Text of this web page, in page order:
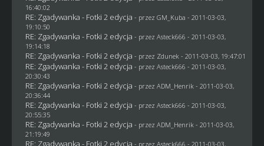
16:40:02
RE: Zgadywanka - Fotki 2 edycja - przez GM_Kuba - 2011-03-03,
19:10:50
RE: Zgadywanka - Fotki 2 edycja - przez Asteck666 - 2011-03-03,
19:14:18
RE: Zgadywanka - Fotki 2 edycja - przez Zdunek - 2011-03-03, 19:47:01
RE: Zgadywanka - Fotki 2 edycja - przez Asteck666 - 2011-03-03,
20:30:43
RE: Zgadywanka - Fotki 2 edycja - przez ADM_Henrik - 2011-03-03,
20:36:44
RE: Zgadywanka - Fotki 2 edycja - przez Asteck666 - 2011-03-03,
20:55:35
RE: Zgadywanka - Fotki 2 edycja - przez ADM_Henrik - 2011-03-03,
21:19:49
RE: Zgadywanka - Fotki 2 edycja - przez Asteck666 - 2011-03-03,